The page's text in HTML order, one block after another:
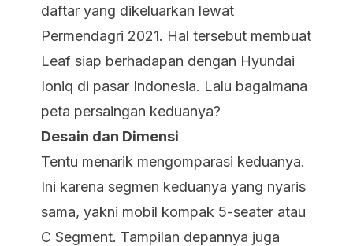
daftar yang dikeluarkan lewat
Permendagri 2021. Hal tersebut membuat
Leaf siap berhadapan dengan Hyundai
Ioniq di pasar Indonesia. Lalu bagaimana
peta persaingan keduanya?
Desain dan Dimensi
Tentu menarik mengomparasi keduanya.
Ini karena segmen keduanya yang nyaris
sama, yakni mobil kompak 5-seater atau
C Segment. Tampilan depannya juga